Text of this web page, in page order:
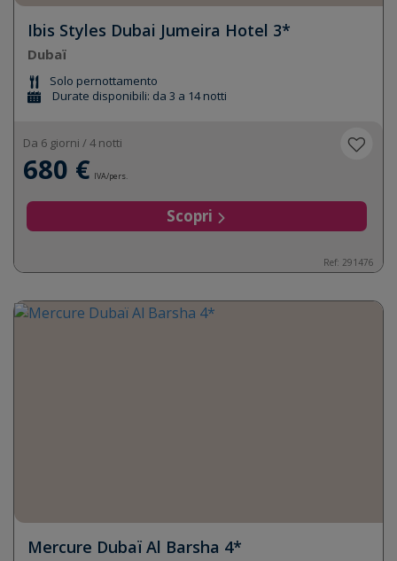
Ibis Styles Dubai Jumeira Hotel 3*
Dubaï
Solo pernottamento
Durate disponibili: da 3 a 14 notti
Da 6 giorni / 4 notti
680 € IVA/pers.
Scopri
Ref: 291476
Mercure Dubaï Al Barsha 4*